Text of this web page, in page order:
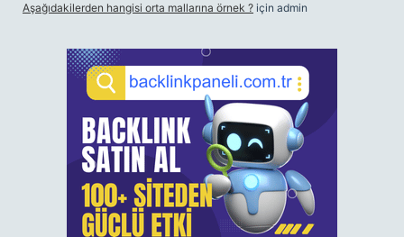
Aşağıdakilerden hangisi orta mallarına örnek ? için admin